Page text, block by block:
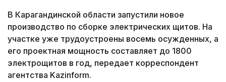
В Карагандинской области запустили новое
производство по сборке электрических щитов. На
участке уже трудоустроены восемь осужденных, а
его проектная мощность составляет до 1800
электрощитов в год, передает корреспондент
агентства Kazinform.